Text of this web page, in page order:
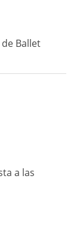
Ballet
a las